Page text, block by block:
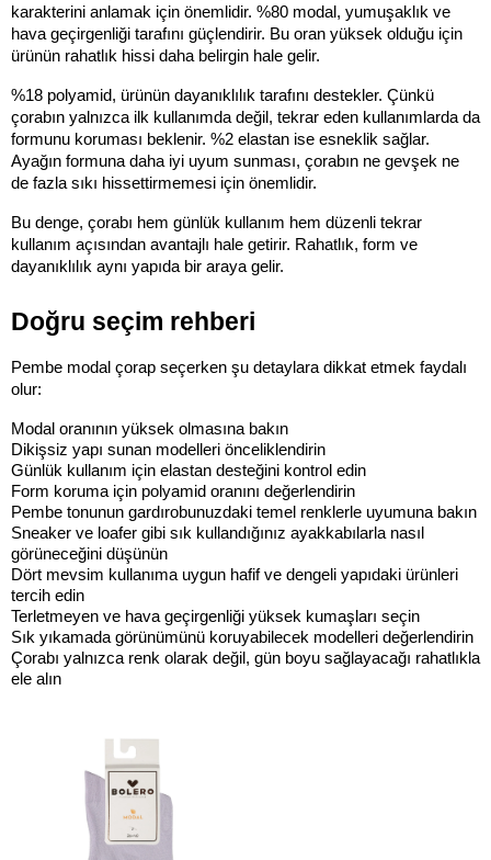
karakterini anlamak için önemlidir. %80 modal, yumuşaklık ve
hava geçirgenliği tarafını güçlendirir. Bu oran yüksek olduğu için
ürünün rahatlık hissi daha belirgin hale gelir.
%18 polyamid, ürünün dayanıklılık tarafını destekler. Çünkü
çorabın yalnızca ilk kullanımda değil, tekrar eden kullanımlarda da
formunu koruması beklenir. %2 elastan ise esneklik sağlar.
Ayağın formuna daha iyi uyum sunması, çorabın ne gevşek ne
de fazla sıkı hissettirmemesi için önemlidir.
Bu denge, çorabı hem günlük kullanım hem düzenli tekrar
kullanım açısından avantajlı hale getirir. Rahatlık, form ve
dayanıklılık aynı yapıda bir araya gelir.
Doğru seçim rehberi
Pembe modal çorap seçerken şu detaylara dikkat etmek faydalı
olur:
Modal oranının yüksek olmasına bakın
Dikişsiz yapı sunan modelleri önceliklendirin
Günlük kullanım için elastan desteğini kontrol edin
Form koruma için polyamid oranını değerlendirin
Pembe tonunun gardırobunuzdaki temel renklerle uyumuna bakın
Sneaker ve loafer gibi sık kullandığınız ayakkabılarla nasıl
görüneceğini düşünün
Dört mevsim kullanıma uygun hafif ve dengeli yapıdaki ürünleri
tercih edin
Terletmeyen ve hava geçirgenliği yüksek kumaşları seçin
Sık yıkamada görünümünü koruyabilecek modelleri değerlendirin
Çorabı yalnızca renk olarak değil, gün boyu sağlayacağı rahatlıkla
ele alın